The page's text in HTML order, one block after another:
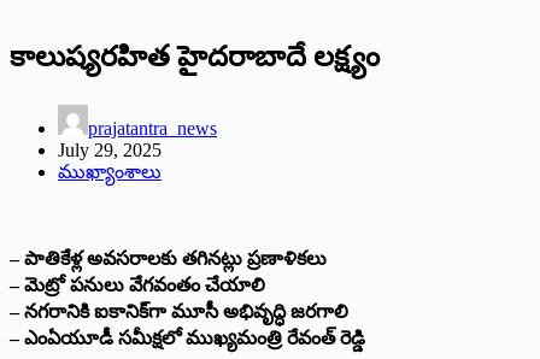
కాలుష్యరహిత హైదరాబాదే లక్ష్యం
prajatantra_news
July 29, 2025
ముఖ్యాంశాలు
– పాతికేళ్ల అవసరాలకు తగినట్లు ప్రణాళికలు
– మెట్రో పనులు వేగవంతం చేయాలి
– నగరానికి ఐకానిక్‌గా మూసీ అభివృద్ధి జరగాలి
– ఎంఏయూడీ సమీక్షలో ముఖ్యమంత్రి రేవంత్‌ రెడ్డి